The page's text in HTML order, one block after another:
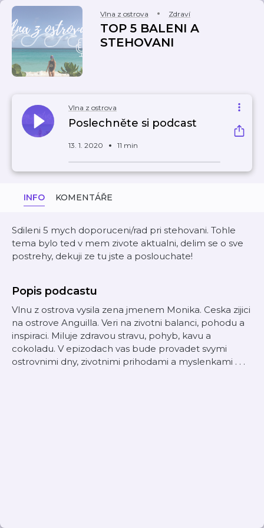
Vlna z ostrova Zdraví
TOP 5 BALENI A
STEHOVANI
Vlna z ostrova
Poslechněte si podcast
13. 1. 2020 11 min
INFO KOMENTÁŘE
Sdileni 5 mych doporuceni/rad pri stehovani. Tohle
tema bylo ted v mem zivote aktualni, delim se o sve
postrehy, dekuji ze tu jste a poslouchate!
Popis podcastu
Vlnu z ostrova vysila zena jmenem Monika. Ceska zijici
na ostrove Anguilla. Veri na zivotni balanci, pohodu a
inspiraci. Miluje zdravou stravu, pohyb, kavu a
cokoladu. V epizodach vas bude provadet svymi
ostrovnimi dny, zivotnimi prihodami a myslenkami . . .